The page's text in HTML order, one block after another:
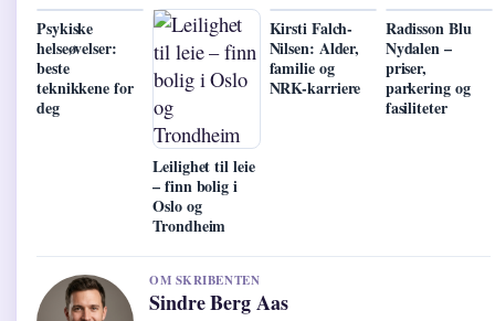
Psykiske
helseøvelser:
beste
teknikkene for
deg
Leilighet til leie
– finn bolig i
Oslo og
Trondheim
Kirsti Falch-
Nilsen: Alder,
familie og
NRK-karriere
Radisson Blu
Nydalen –
priser,
parkering og
fasiliteter
OM SKRIBENTEN
Sindre Berg Aas